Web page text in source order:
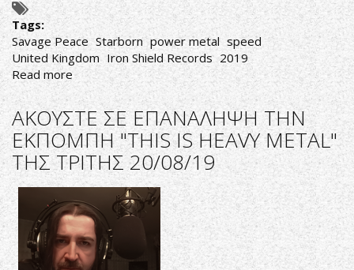
Tags:
Savage Peace Starborn power metal speed
United Kingdom Iron Shield Records 2019
Read moreabout
ΓΕΝΝΗΜΕΝΟΙ
(POWER)ΜΕΤΑΛΛΑΔΕΣ
AΚΟΥΣΤΕ ΣΕ ΕΠΑΝΑΛΗΨΗ ΤΗΝ
ΕΚΠΟΜΠΗ "THIS IS HEAVY METAL"
ΤΗΣ ΤΡΙΤΗΣ 20/08/19